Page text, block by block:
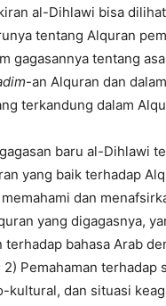
al-Dihlawi bisa
tentang Alquran
gagasannya tentang
-an Alquran dan
terkandung dalam
baru al-Dihlawi
yang baik terhadap
dan
yang digagasnya,
terhadap bahasa Arab
Pemahaman terhadap
kultural, dan situasi